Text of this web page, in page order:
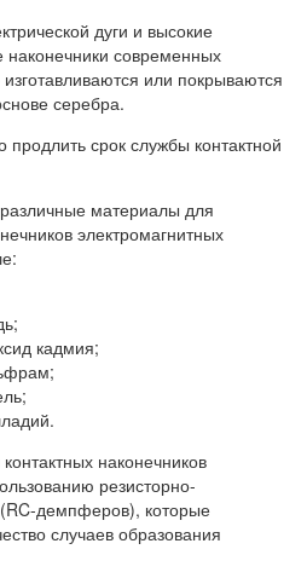
дуги и высокие
наконечники современных
или покрываются
серебра.
продлить срок службы контактной
материалы для
электромагнитных
кадмия;
наконечников
резисторно-
демпферов), которые
случаев образования